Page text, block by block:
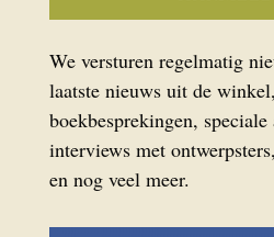
We versturen regelmatig
laatste nieuws uit de
boekbesprekingen,
interviews met
en nog veel meer.